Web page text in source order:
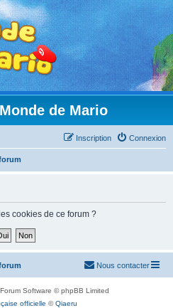
de Mario
Connexion
Inscription
cookies de ce forum ?
Nous contacter
Software © phpBB Limited
officielle ©Qiaeru